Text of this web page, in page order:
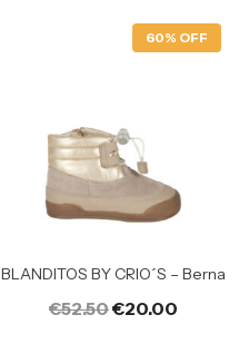
60% OFF
BLANDITOS BY CRIO´S – Berna
€52.50€20.00